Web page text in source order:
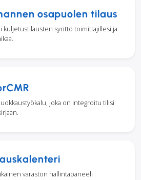
osapuolen tilaus
kuljetustilausten syöttö toimittajillesi ja
joka on integroitu tilisi
varaston hallintapaneeli